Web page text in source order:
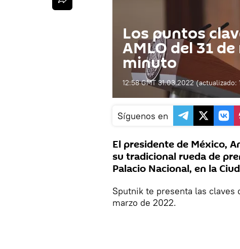
Los puntos
AMLO del 31
minuto
12:58 GMT 31.03.2022 (actualizado:
Síguenos en
El presidente de México,
su tradicional rueda de
Palacio Nacional, en la
Sputnik te presenta las claves
marzo de 2022.